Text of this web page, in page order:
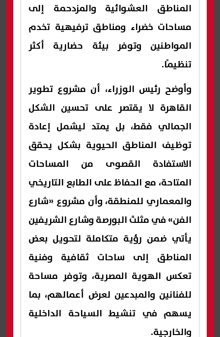
المناطق العشوائية والمزدحمة إلى
مساحات خضراء ومناطق ترفيهية تخدم
المواطنين وتوفر بيئة حضارية أكثر
تنظيمًا.
وأوضح رئيس الوزراء، أن مشروع تطوير
القاهرة لا يقتصر على تحسين الشكل
الجمالي فقط، بل يمتد ليشمل إعادة
توظيف المناطق الحيوية بشكل يحقق
الاستفادة القصوى من المساحات
المتاحة، مع الحفاظ على الطابع التاريخي
والمعماري للمنطقة، وأن مشروع «شارع
الفن» في مثلث البورصة وشارع الشريفين
يأتي ضمن رؤية متكاملة لتحويل بعض
المناطق إلى ساحات ثقافية وفنية
تعكس الهوية المصرية، وتوفر مساحة
للفنانين والمبدعين لعرض أعمالهم، بما
يسهم في تنشيط السياحة الداخلية
والخارجية.